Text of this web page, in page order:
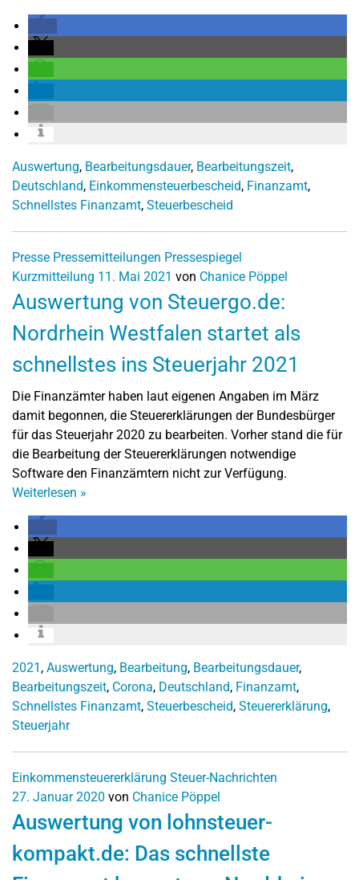
Auswertung, Bearbeitungsdauer, Bearbeitungszeit,
Deutschland, Einkommensteuerbescheid, Finanzamt,
Schnellstes Finanzamt, Steuerbescheid
Presse Pressemitteilungen Pressespiegel
Kurzmitteilung 11. Mai 2021 von Chanice Pöppel
Auswertung von Steuergo.de:
Nordrhein Westfalen startet als
schnellstes ins Steuerjahr 2021
Die Finanzämter haben laut eigenen Angaben im März
damit begonnen, die Steuererklärungen der Bundesbürger
für das Steuerjahr 2020 zu bearbeiten. Vorher stand die für
die Bearbeitung der Steuererklärungen notwendige
Software den Finanzämtern nicht zur Verfügung.
Weiterlesen »
2021 , Auswertung, Bearbeitung, Bearbeitungsdauer,
Bearbeitungszeit, Corona, Deutschland, Finanzamt,
Schnellstes Finanzamt, Steuerbescheid, Steuererklärung,
Steuerjahr
Einkommensteuererklärung Steuer-Nachrichten
27. Januar 2020 von Chanice Pöppel
Auswertung von lohnsteuer-
kompakt.de: Das schnellste